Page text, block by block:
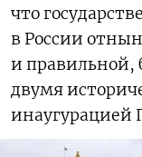
что
в России
и правильной,
двумя
инаугурацией